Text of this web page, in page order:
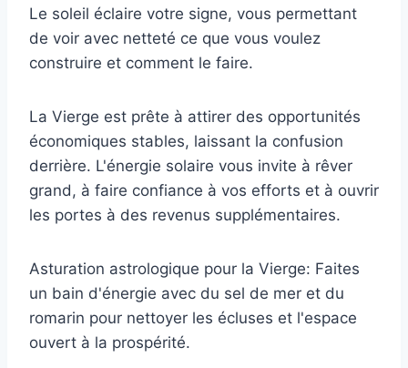
Le soleil éclaire votre signe, vous permettant
de voir avec netteté ce que vous voulez
construire et comment le faire.
La Vierge est prête à attirer des opportunités
économiques stables, laissant la confusion
derrière. L'énergie solaire vous invite à rêver
grand, à faire confiance à vos efforts et à ouvrir
les portes à des revenus supplémentaires.
Asturation astrologique pour la Vierge: Faites
un bain d'énergie avec du sel de mer et du
romarin pour nettoyer les écluses et l'espace
ouvert à la prospérité.